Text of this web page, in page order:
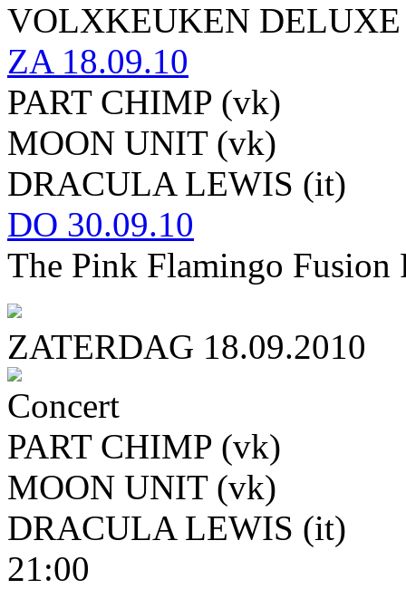
VOLXKEUKEN DELUXE
ZA18.09.10
PART CHIMP (vk)
MOON UNIT (vk)
DRACULA LEWIS (it)
DO 30.09.10
The Pink Flamingo Fusion
ZATERDAG 18.09.2010
Concert
PART CHIMP (vk)
MOON UNIT (vk)
DRACULA LEWIS (it)
21:00